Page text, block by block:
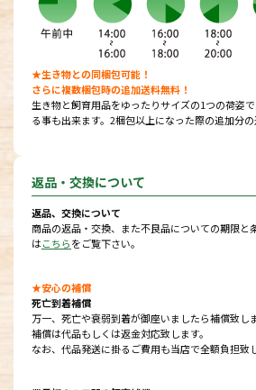
★生き物との同梱包可能！
さらに複数梱包時の追加送料無料！
生き物と飼育用品をゆったりサイズの1つの荷姿
る事も出来ます。2梱包以上になった際の追加分の
返品・交換について
返品、交換について
商品の返品・交換、また不良品についての期限と
はこちらをご覧下さい。
★安心の補償
死亡到着補償
万一、死亡や衰弱到着が御座いましたら補償致しま
補償は代品もしくは返金対応致します。
なお、代品発送に掛るご費用も当店で全額負担致